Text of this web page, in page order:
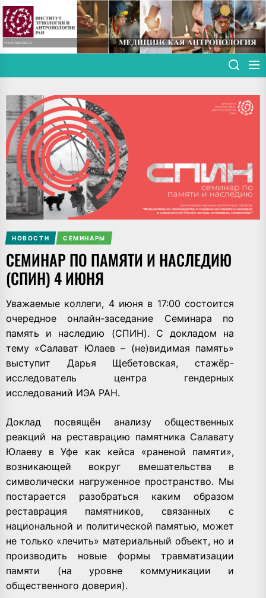
Skip
to
the
content
НОВОСТИ СЕМИНАРЫ
СЕМИНАР ПО ПАМЯТИ И НАСЛЕДИЮ
(СПИН) 4 ИЮНЯ
Уважаемые коллеги, 4 июня в 17:00 состоится
очередное онлайн-заседание Семинара по
память и наследию (СПИН). С докладом на
тему «Салават Юлаев – (не)видимая память»
выступит Дарья Щебетовская, стажёр-
исследователь центра гендерных
исследований ИЭА РАН.
Доклад посвящён анализу общественных
реакций на реставрацию памятника Салавату
Юлаеву в Уфе как кейса «раненой памяти»,
возникающей вокруг вмешательства в
символически нагруженное пространство. Мы
постарается разобраться каким образом
реставрация памятников, связанных с
национальной и политической памятью, может
не только «лечить» материальный объект, но и
производить новые формы травматизации
памяти (на уровне коммуникации и
общественного доверия).